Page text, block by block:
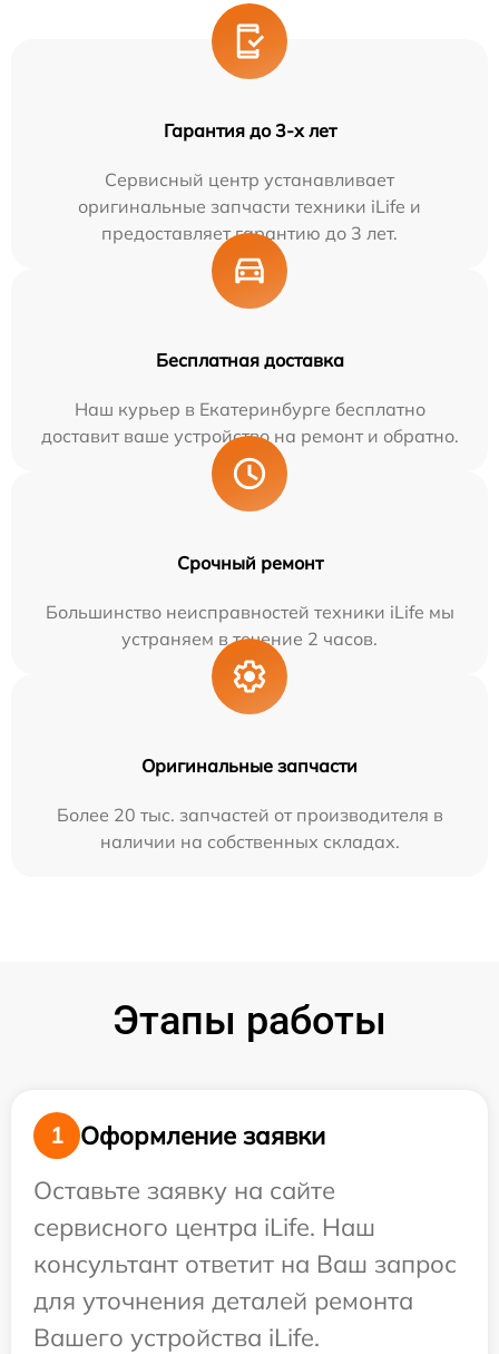
Гарантия до 3-х лет
Сервисный центр устанавливает
оригинальные запчасти техники iLife и
предоставляет гарантию до 3 лет.
Бесплатная доставка
Наш курьер в Екатеринбурге бесплатно
доставит ваше устройство на ремонт и обратно.
Срочный ремонт
Большинство неисправностей техники iLife мы
устраняем в течение 2 часов.
Оригинальные запчасти
Более 20 тыс. запчастей от производителя в
наличии на собственных складах.
Этапы работы
1
Оформление заявки
Оставьте заявку на сайте
сервисного центра iLife. Наш
консультант ответит на Ваш запрос
для уточнения деталей ремонта
Вашего устройства iLife.